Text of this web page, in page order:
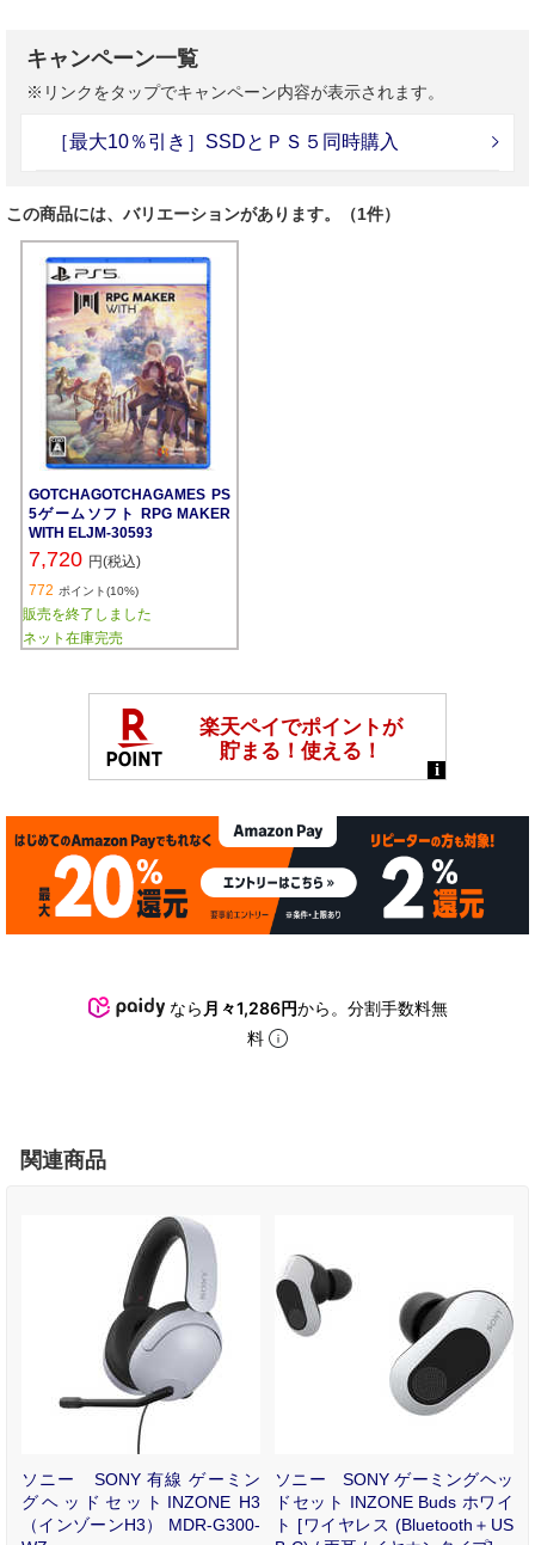
キャンペーン一覧
※リンクをタップでキャンペーン内容が表示されます。
［最大10％引き］SSDとＰＳ５同時購入
この商品には、バリエーションがあります。（1件）
GOTCHAGOTCHAGAMES PS
5ゲームソフト RPG MAKER
WITH ELJM-30593
7,720 円(税込)
772 ポイント(10%)
販売を終了しました
ネット在庫完売
なら 月々1,286円から。分割手数料無
料
関連商品
ソニー SONY 有線 ゲーミン
グヘッドセットINZONE H3
（インゾーンH3） MDR-G300-
ソニー SONY ゲーミングヘッ
ドセット INZONE Buds ホワイ
ト [ワイヤレス (Bluetooth＋US